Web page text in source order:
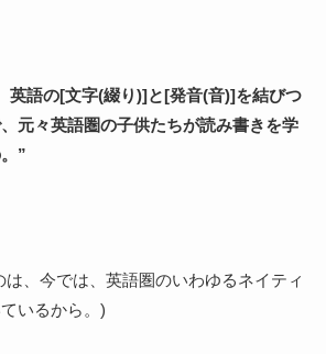
英語の[文字(綴り)]と[発音(音)]を結びつ
元々英語圏の子供たちが読み書きを学
”
、今では、英語圏のいわゆるネイティ
いるから。)